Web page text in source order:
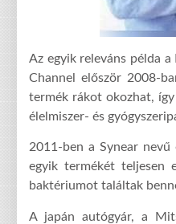
Az egyik releváns példa
Channel először 2008-
termék rákot okozhat, így
élelmiszer- és
2011-ben a Synear nevű
egyik termékét teljesen
baktériumot találtak
A japán autógyár, a